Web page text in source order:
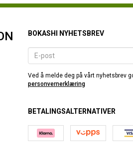
BOKASHI NYHETSBREV
Ved å melde deg på vårt nyhetsbrev
personvernerklæring
BETALINGSALTERNATIVER